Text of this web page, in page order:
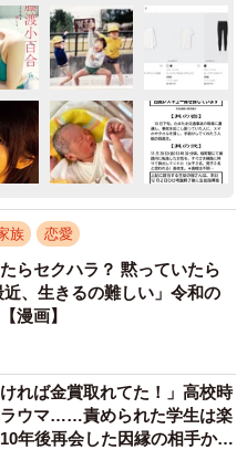
族 恋愛
らセクハラ？ 黙っていたら
、生きるの難しい」令和の
漫画】
ければ金賞取れてた！」高校時
ウマ……責められた学生は楽
年後再会した因縁の相手から